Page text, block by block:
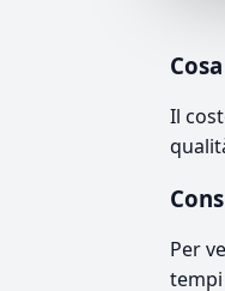
Il
Per
tempi